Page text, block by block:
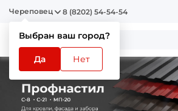
Череповец
Выбран ваш город?
Да Нет
8 (8202) 54-54-54